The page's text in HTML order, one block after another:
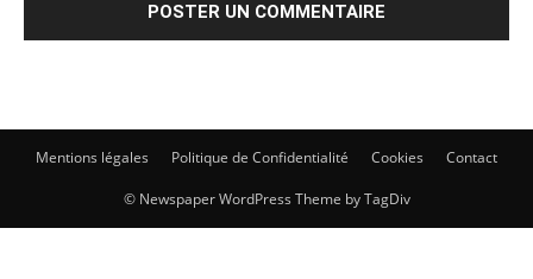
Mentions légales Politique de Confidentialité Cookies Contact
© Newspaper WordPress Theme by TagDiv